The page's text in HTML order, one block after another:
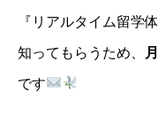
『リアルタイム留学
知ってもらうため、
です